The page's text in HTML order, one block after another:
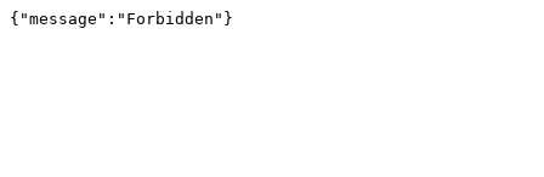
{"message":"Forbidden"}